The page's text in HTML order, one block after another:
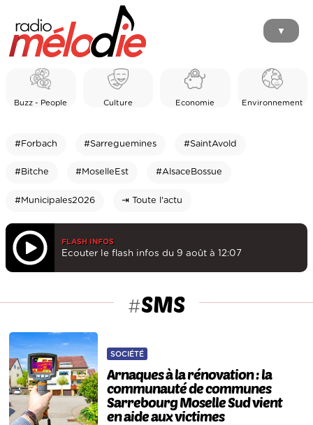
▼
Buzz - People Culture Economie Environnement
#Forbach #Sarreguemines #SaintAvold
#Bitche #MoselleEst #AlsaceBossue
#Municipales2026 ⇥ Toute l'actu
FLASH INFOS
Ecouter le flash infos du 9 août à 12:07
#SMS
SOCIÉTÉ
Arnaques à la rénovation : la
communauté de communes
Sarrebourg Moselle Sud vient
en aide aux victimes